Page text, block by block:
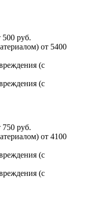
500 руб.
от 5400
(с
(с
750 руб.
от 4100
(с
(с